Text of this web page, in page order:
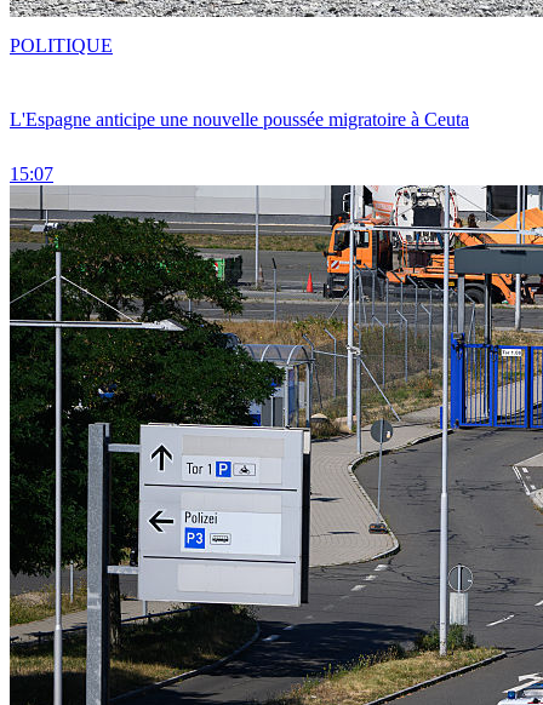
L'Espagne anticipe une nouvelle poussée migratoire à Ceuta
15:07
POLITIQUE